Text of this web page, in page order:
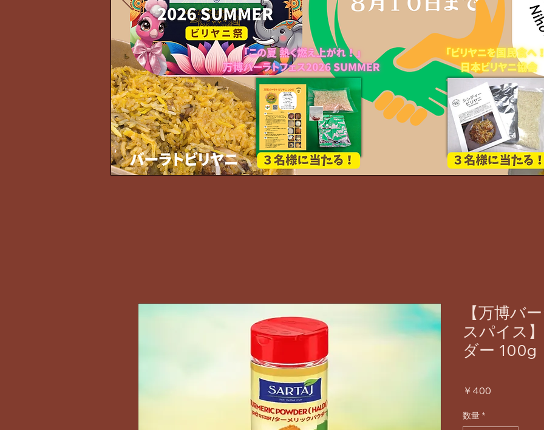
【万博バ
スパイス
ダー 100g
￥400
数量 *